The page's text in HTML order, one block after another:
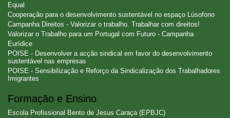
Equal
Cooperação para o desenvolvimento sustentável no espaço Lúsofono
Campanha Direitos - Valorizar o trabalho. Trabalhar com direitos!
Valorizar o Trabalho para um Portugal com Futuro - Campanha
Eurídice
POISE - Desenvolver a acção sindical em favor do desenvolvimento
sustentável nas empresas
POISE - Sensibilização e Reforço da Sindicalização dos Trabalhadores
Imigrantes
Formação e Ensino
Escola Profissional Bento de Jesus Caraça (EPBJC)